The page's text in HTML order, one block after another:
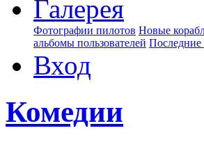
Галерея
Фотографии пилотов Новые
альбомы пользователей Последние
Вход
Комедии